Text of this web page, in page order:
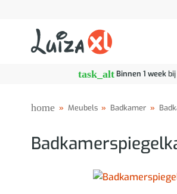
task_altBinnen 1 weekbij
home » Meubels » Badkamer »